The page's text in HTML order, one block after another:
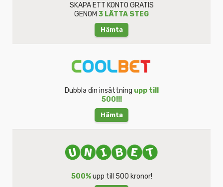
SKAPA ETT KONTO GRATIS
GENOM 3 LÄTTA STEG
Hämta
Dubbla din insättning upp till
500!!!
Hämta
500%upp till 500 kronor!